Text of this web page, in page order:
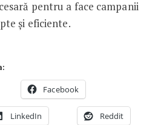
pentru a face campanii
și eficiente.
Facebook
LinkedIn Reddit